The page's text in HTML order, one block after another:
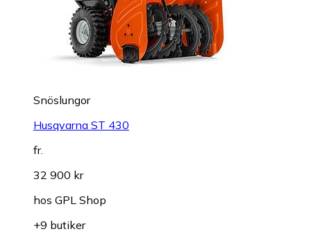
Snöslungor
Husqvarna ST 430
fr.
32 900 kr
hos GPL Shop
+9 butiker